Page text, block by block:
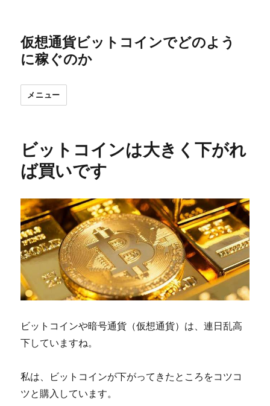
仮想通貨ビットコインでどのよう
に稼ぐのか
メニュー
ビットコインは大きく下がれ
ば買いです
ビットコインや暗号通貨（仮想通貨）は、連日乱高
下していますね。
私は、ビットコインが下がってきたところをコツコ
ツと購入しています。